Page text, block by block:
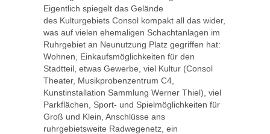
Eigentlich spiegelt das Gelände
des Kulturgebiets Consol kompakt all das wider,
was auf vielen ehemaligen Schachtanlagen im
Ruhrgebiet an Neunutzung Platz gegriffen hat:
Wohnen, Einkaufsmöglichkeiten für den
Stadtteil, etwas Gewerbe, viel Kultur (Consol
Theater, Musikprobenzentrum C4,
Kunstinstallation Sammlung Werner Thiel), viel
Parkflächen, Sport- und Spielmöglichkeiten für
Groß und Klein, Anschlüsse ans
ruhrgebietsweite Radwegenetz, ein